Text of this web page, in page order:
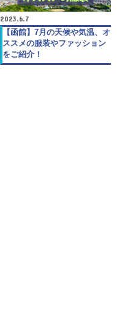
2023.6.7
【函館】7月の天候や気温、オ
ススメの服装やファッション
をご紹介！